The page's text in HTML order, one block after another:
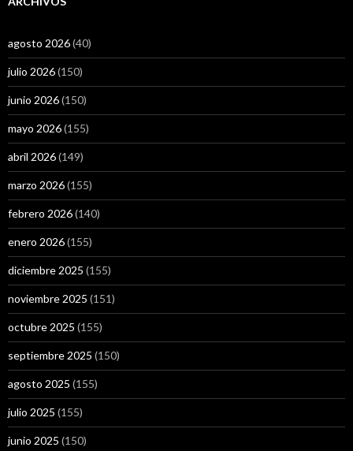
agosto 2026(40)
julio 2026(150)
junio 2026(150)
mayo 2026(155)
abril 2026(149)
marzo 2026(155)
febrero 2026(140)
enero 2026(155)
diciembre 2025 (155)
noviembre 2025 (151)
octubre 2025 (155)
septiembre 2025 (150)
agosto 2025 (155)
julio 2025 (155)
junio 2025 (150)